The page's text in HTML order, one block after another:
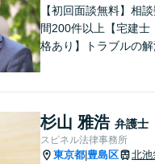
【初回面談無料】相
間200件以上【宅建士
格あり】トラブルの解
続・離婚・企業法務は
ください。【板橋駅徒
杉山 雅浩 弁護士
スピネル法律事務所
東京都 豊島区 北池